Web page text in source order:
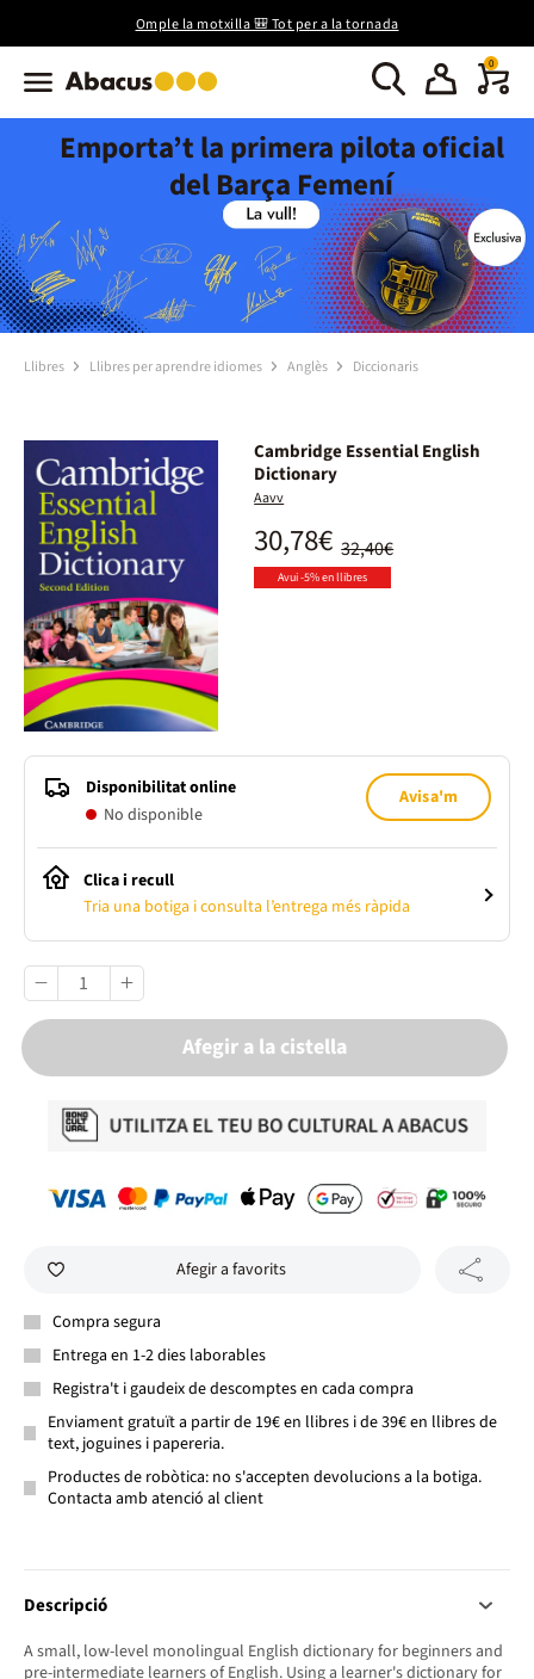
Omple la motxilla 🎒 Tot per a la tornada
0
Emporta’t la primera pilota oficial
del Barça Femení
Llibres Llibres per aprendre idiomes Anglès Diccionaris
Cambridge Essential English
Dictionary
Aavv
32,40€
30,78€
Avui -5% en llibres
Disponibilitat online
No disponible
Avisa'm
Clica i recull
Tria una botiga i consulta l’entrega més ràpida
Afegir a la cistella
Afegir a favorits
Compra segura
Entrega en 1-2 dies laborables
Registra't i gaudeix de descomptes en cada compra
Enviament gratuït a partir de 19€ en llibres i de 39€ en llibres de
text, joguines i papereria.
Productes de robòtica: no s'accepten devolucions a la botiga.
Contacta amb atenció al client
Descripció
A small, low-level monolingual English dictionary for beginners and
pre-intermediate learners of English. Using a learner's dictionary for